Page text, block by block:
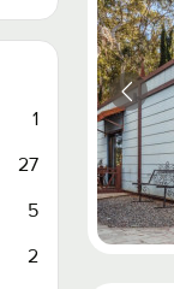
1
27
5
2